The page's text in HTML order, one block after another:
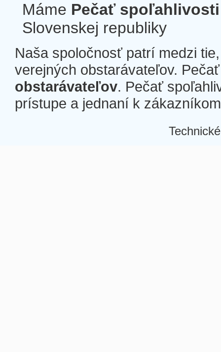
Máme Pečať spoľahlivosti
Slovenskej republiky
Naša spoločnosť patrí medzi
verejných obstarávateľov.
obstarávateľov. Pečať
prístupe a jednaní k